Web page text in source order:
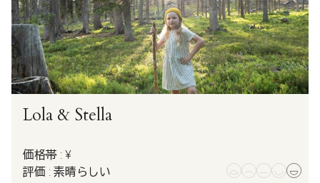
Lola & Stella
価格帯 : ¥
評価 : 素晴らしい